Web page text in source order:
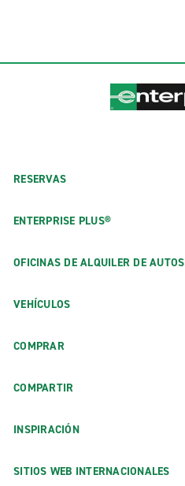
RESERVAS
ENTERPRISE PLUS®
OFICINAS DE ALQUILER DE AUTOS
VEHÍCULOS
COMPRAR
COMPARTIR
INSPIRACIÓN
SITIOS WEB INTERNACIONALES